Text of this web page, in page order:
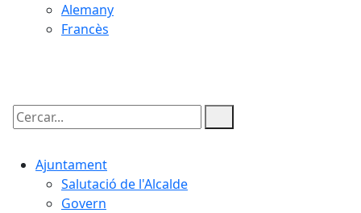
Alemany
Francès
Cercar:
Ajuntament
Salutació de l'Alcalde
Govern